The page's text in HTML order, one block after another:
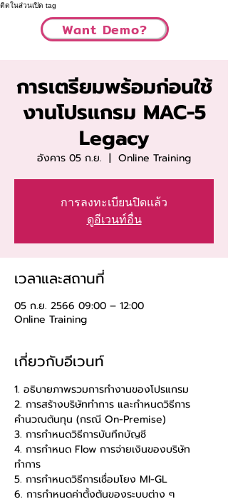
ติดในส่วนเปิด tag
Want Demo?
การเตรียมพร้อมก่อนใช้
งานโปรแกรม MAC-5
Legacy
อังคาร 05 ก.ย.
  |
Online Training
การลงทะเบียนปิดแล้ว
ดูอีเวนท์อื่น
เวลาและสถานที่
05 ก.ย. 2566 09:00 – 12:00
Online Training
เกี่ยวกับอีเวนท์
1. อธิบายภาพรวมการทำงานของโปรแกรม
2. การสร้างบริษัททำการ และกำหนดวิธีการ
คำนวณต้นทุน (กรณี On-Premise)
3. การกำหนดวิธีการบันทึกบัญชี
4. การกำหนด Flow การจ่ายเงินของบริษัท
ทำการ
5. การกำหนดวิธีการเชื่อมโยง MI-GL
6. การกำหนดค่าตั้งต้นของระบบต่าง ๆ